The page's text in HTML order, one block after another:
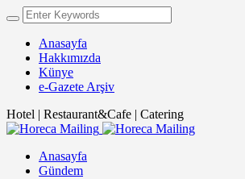
Anasayfa
Hakkımızda
Künye
e-Gazete Arşiv
Hotel | Restaurant&Cafe | Catering
Anasayfa
Gündem